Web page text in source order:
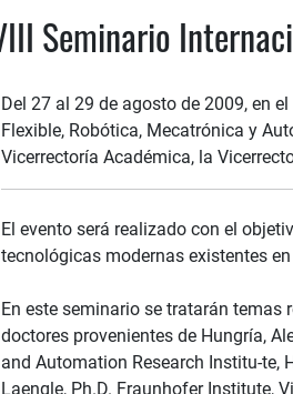
Seminario
Del 27 al 29 de agosto de 2009, en
Flexible, Robótica, Mecatrónica y
Vicerrectoría Académica, la
El evento será realizado con el
tecnológicas modernas existentes
En este seminario se tratarán
doctores provenientes de Hungría,
and Automation Research Institu-te,
Laengle, Ph.D. Fraunhofer Institute,